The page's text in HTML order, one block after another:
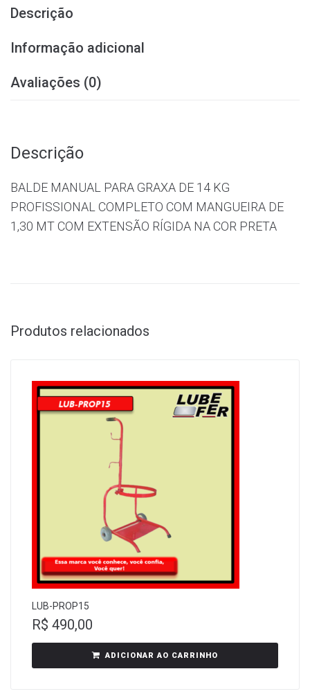
Descrição
Informação adicional
Avaliações (0)
Descrição
BALDE MANUAL PARA GRAXA DE 14 KG
PROFISSIONAL COMPLETO COM MANGUEIRA DE
1,30 MT COM EXTENSÃO RÍGIDA NA COR PRETA
Produtos relacionados
LUB-PROP15
R$ 490,00
ADICIONAR AO CARRINHO